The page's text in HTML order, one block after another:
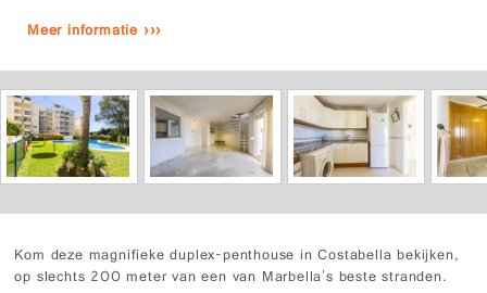
Meer informatie ›››
Kom deze magnifieke duplex-penthouse in Costabella bekijken,
op slechts 200 meter van een van Marbella's beste stranden.